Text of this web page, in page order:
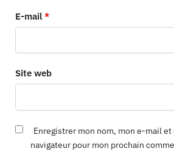
E-mail *
Site web
Enregistrer mon nom, mon e-mail et
navigateur pour mon prochain